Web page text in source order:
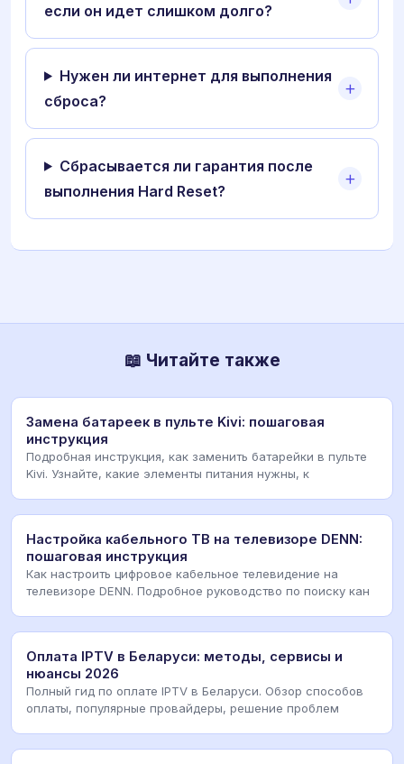
если он идет слишком долго?
Нужен ли интернет для выполнения
сброса?
Сбрасывается ли гарантия после
выполнения Hard Reset?
📖 Читайте также
Замена батареек в пульте Kivi: пошаговая
инструкция
Подробная инструкция, как заменить батарейки в пульте
Kivi. Узнайте, какие элементы питания нужны, к
Настройка кабельного ТВ на телевизоре DENN:
пошаговая инструкция
Как настроить цифровое кабельное телевидение на
телевизоре DENN. Подробное руководство по поиску кан
Оплата IPTV в Беларуси: методы, сервисы и
нюансы 2026
Полный гид по оплате IPTV в Беларуси. Обзор способов
оплаты, популярные провайдеры, решение проблем